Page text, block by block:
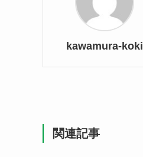
kawamura-koki
関連記事